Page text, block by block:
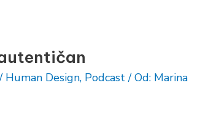
Human Design, Podcast/ Od: Marina